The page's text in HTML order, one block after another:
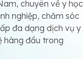
chuyên về y học
nghiệp, chăm sóc
đa dạng dịch vụ y
hàng đầu trong